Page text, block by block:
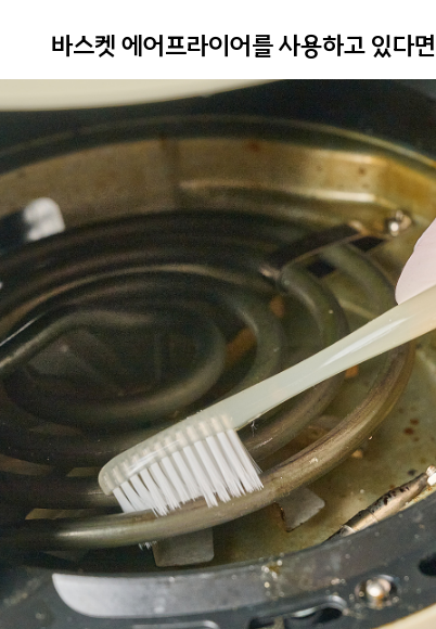
바스켓 에어프라이어를 사용하고 있다면